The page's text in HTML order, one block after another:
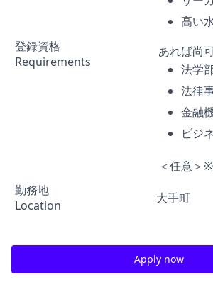
登録資格
Requirements
高い
あれば尚
法学
法律
金融
ビジ
＜任意＞
勤務地
Location
大手町
Apply now